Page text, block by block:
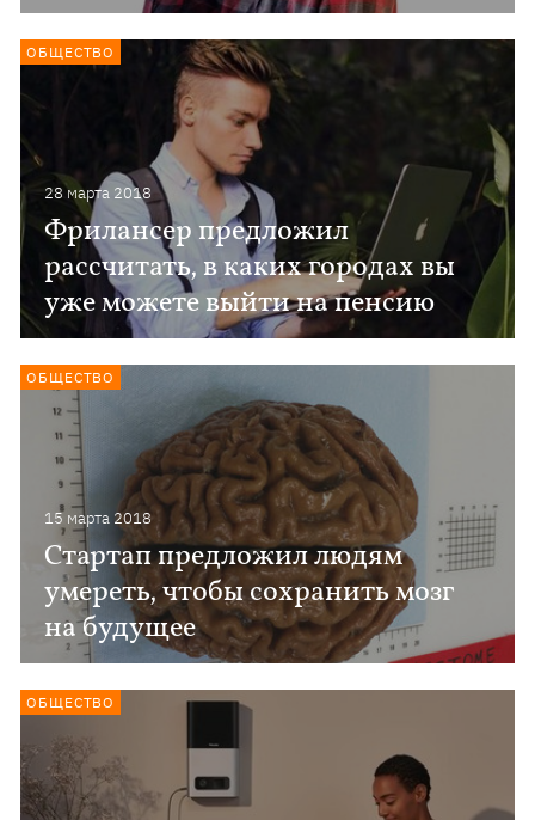
28 марта 2018
Фрилансер предложил
рассчитать, в каких городах вы
уже можете выйти на пенсию
ОБЩЕСТВО
15 марта 2018
Стартап предложил людям
умереть, чтобы сохранить мозг
на будущее
ОБЩЕСТВО
ОБЩЕСТВО